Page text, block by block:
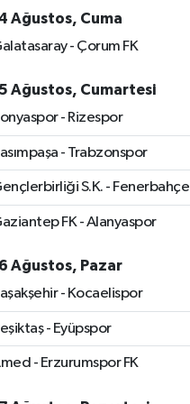
Ağustos, Cuma
- Çorum FK
Ağustos, Cumartesi
- Rizespor
- Trabzonspor
S.K. - Fenerbahçe
FK - Alanyaspor
Ağustos, Pazar
- Kocaelispor
- Eyüpspor
- Erzurumspor FK